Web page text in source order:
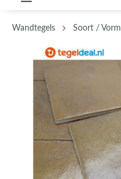
Wandtegels Soort / Vorm